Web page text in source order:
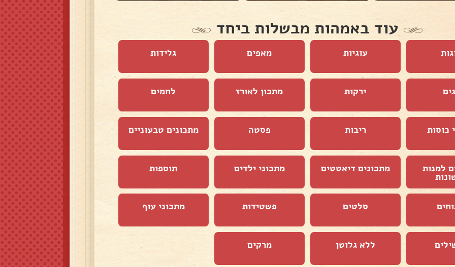
עוד באמהות מבשלות ביחד
עוגיות מאפים גלידות
ירקות מתכון לאורז לחמים
כוסות ריבות פסטה מתכונים טבעוניים
למנות מתכונים דיאטטים מתכוני ילדים תוספות
סלטים פשטידות מתכוני עוף
ללא גלוטן מרקים